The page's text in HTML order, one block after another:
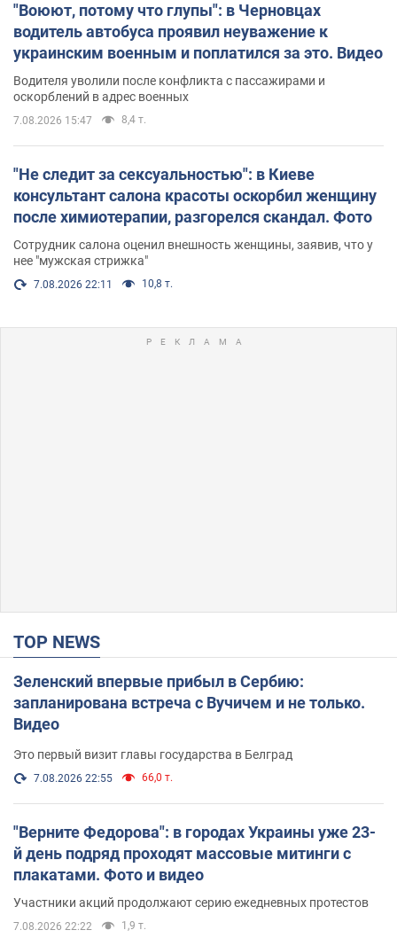
"Воюют, потому что глупы": в Черновцах
водитель автобуса проявил неуважение к
украинским военным и поплатился за это. Видео
Водителя уволили после конфликта с пассажирами и
оскорблений в адрес военных
7.08.2026 15:47 8,4 т.
"Не следит за сексуальностью": в Киеве
консультант салона красоты оскорбил женщину
после химиотерапии, разгорелся скандал. Фото
Сотрудник салона оценил внешность женщины, заявив, что у
нее "мужская стрижка"
7.08.2026 22:11 10,8 т.
TOP NEWS
Зеленский впервые прибыл в Сербию:
запланирована встреча с Вучичем и не только.
Видео
Это первый визит главы государства в Белград
7.08.2026 22:55 66,0 т.
"Верните Федорова": в городах Украины уже 23-
й день подряд проходят массовые митинги с
плакатами. Фото и видео
Участники акций продолжают серию ежедневных протестов
7.08.2026 22:22 1,9 т.